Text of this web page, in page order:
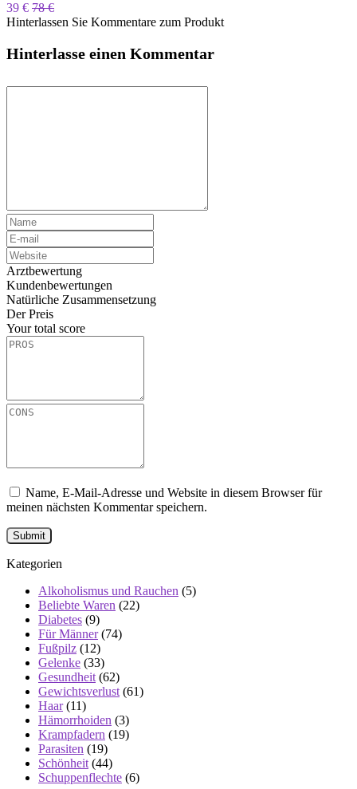
39 € 78 €
Hinterlassen Sie Kommentare zum Produkt
Hinterlasse einen Kommentar
Arztbewertung
Kundenbewertungen
Natürliche Zusammensetzung
Der Preis
Your total score
Name, E-Mail-Adresse und Website in diesem Browser für
meinen nächsten Kommentar speichern.
Kategorien
Alkoholismus und Rauchen (5)
Beliebte Waren (22)
Diabetes (9)
Für Männer(74)
Fußpilz (12)
Gelenke (33)
Gesundheit (62)
Gewichtsverlust (61)
Haar(11)
Hämorrhoiden (3)
Krampfadern (19)
Parasiten (19)
Schönheit (44)
Schuppenflechte (6)